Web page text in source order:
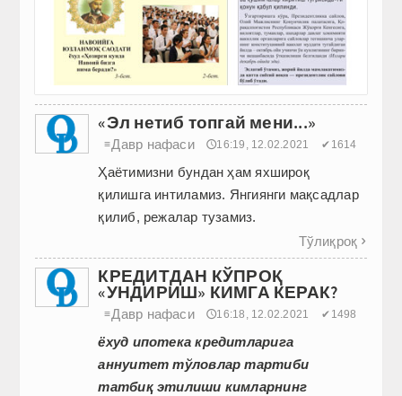
«Эл нетиб топгай мени...»
≡Давр нафаси 🕔16:19, 12.02.2021 ✔1614
Ҳаётимизни бундан ҳам яхшироқ
қилишга интиламиз. Янгиянги мақсадлар
қилиб, режалар тузамиз.
Тўлиқроқ 
КРЕДИТДАН КЎПРОҚ
«УНДИРИШ» КИМГА КЕРАК?
≡Давр нафаси 🕔16:18, 12.02.2021 ✔1498
ёхуд ипотека кредитларига
аннуитет тўловлар тартиби
татбиқ этилиши кимларнинг